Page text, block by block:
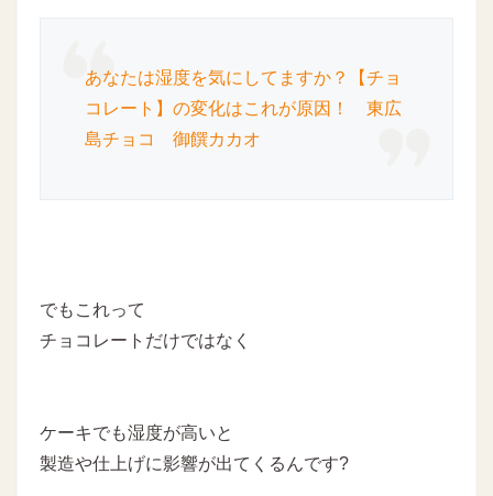
あなたは湿度を気にしてますか？【チョ
コレート】の変化はこれが原因！ 東広
島チョコ 御饌カカオ
でもこれって
チョコレートだけではなく
ケーキでも湿度が高いと
製造や仕上げに影響が出てくるんです?